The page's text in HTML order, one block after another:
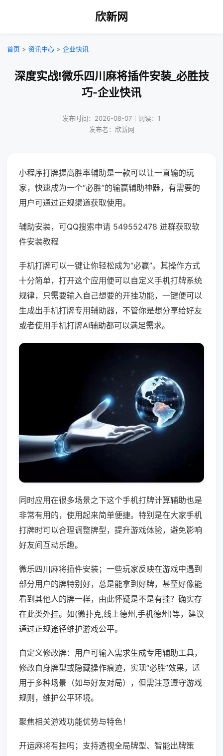
欣新网
首页 > 资讯中心 > 企业快讯
深度实战!微乐四川麻将插件安装_必胜技
巧-企业快讯
发布时间：2026-08-07｜阅读：1
发布者：欣新网
小程序打牌提高胜率辅助是一款可以让一直输的玩
家，快速成为一个“必胜”的输赢辅助神器，有需要的
用户可通过正规渠道获取使用。
辅助安装，可QQ搜索申请 549552478 进群获取软
件安装教程
手机打牌可以一键让你轻松成为“必赢”。其操作方式
十分简单，打开这个应用便可以自定义手机打牌系统
规律，只需要输入自己想要的开挂功能，一键便可以
生成出手机打牌专用辅助器，不管你是想分享给好友
或者使用手机打牌AI辅助都可以满足需求。
同时应用在很多场景之下这个手机打牌计算辅助也是
非常有用的，使用起来简单便捷。特别是在大家手机
打牌时可以合理调整牌型，提升游戏体验，避免影响
好友间互动乐趣。
微乐四川麻将插件安装；一些玩家反映在游戏中遇到
部分用户的牌特别好，总是能拿到好牌，甚至好像能
看到其他人的牌一样，由此怀疑是不是有挂？确实存
在此类外挂。如(微扑克,线上德州,手机德州)等，建议
通过正规途径维护游戏公平。
自定义修改牌：用户可输入需求生成专用辅助工具，
修改自身牌型或隐藏操作痕迹，实现“必胜”效果，适
用于多种场景（如与好友对局），但需注意遵守游戏
规则，维护公平环境。
聚焦相关游戏功能优势与特色！
开运麻将有挂吗；支持透视全局牌型、智能出牌策